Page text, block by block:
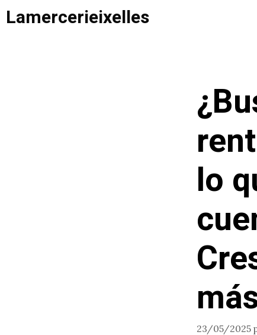
Saltar
alLamercerieixelles
lo
23/05/2025